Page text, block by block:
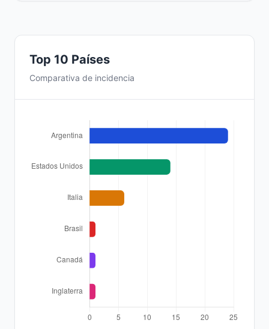
Top 10 Países
Comparativa de incidencia